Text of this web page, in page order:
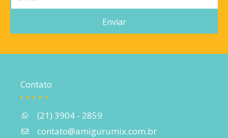
mail
Enviar
Contato
(21) 3904 - 2859
contato@amigurumix.com.br